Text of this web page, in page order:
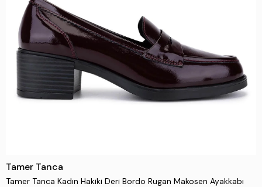
Tamer Tanca
Tamer Tanca Kadın Hakiki Deri Bordo Rugan Makosen Ayakkabı